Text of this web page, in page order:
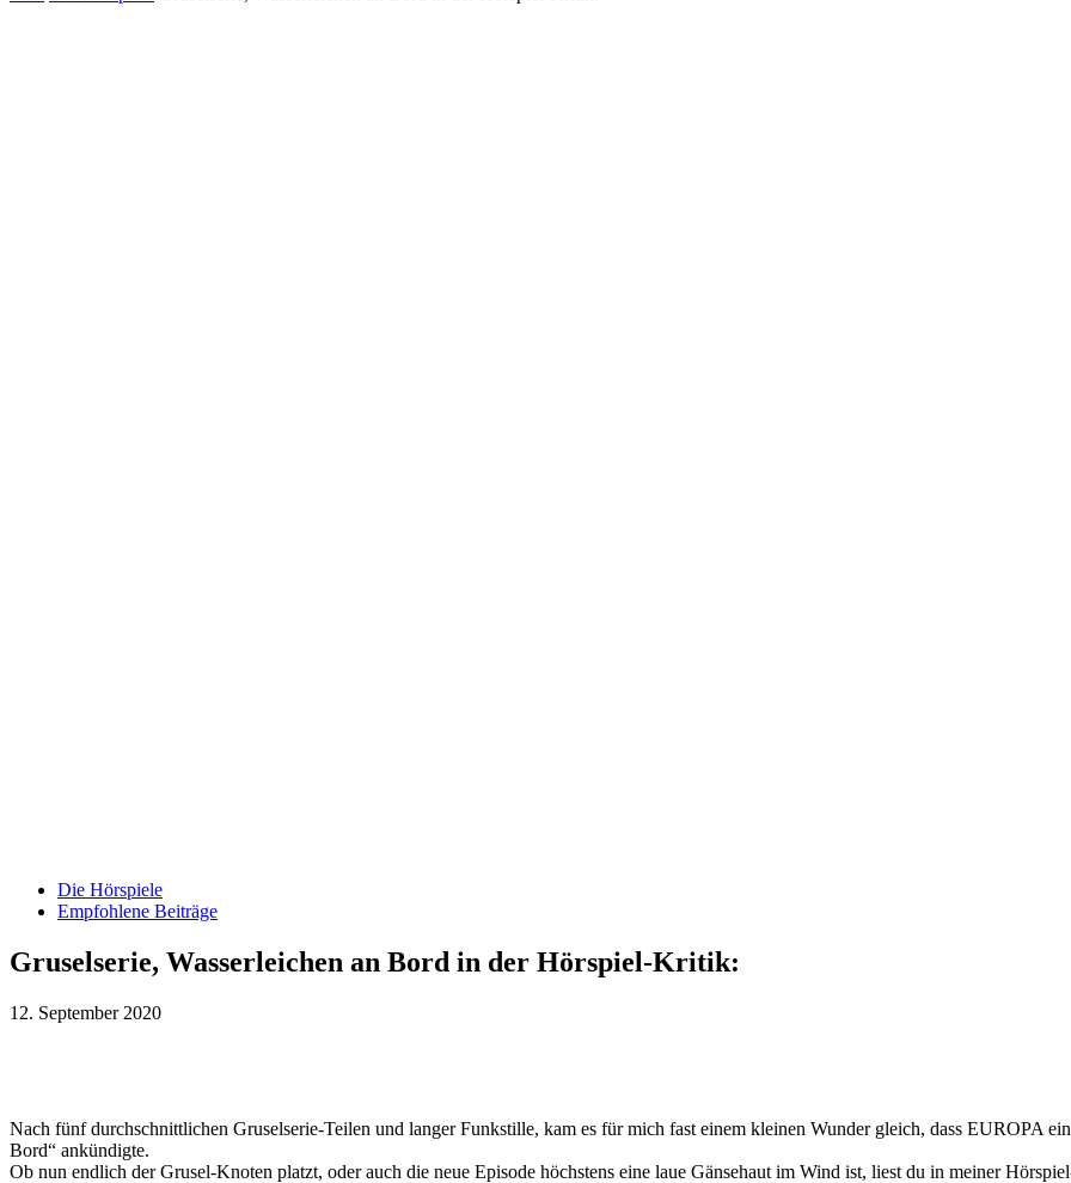
Die Hörspiele
Empfohlene Beiträge
Gruselserie, Wasserleichen an Bord in der Hörspiel-Kritik:
12. September 2020
Nach fünf durchschnittlichen Gruselserie-Teilen und langer Funkstille, kam es für mich fast einem kleinen Wunder gleich, dass EUROPA
Bord“ ankündigte.
Ob nun endlich der Grusel-Knoten platzt, oder auch die neue Episode höchstens eine laue Gänsehaut im Wind ist, liest du in meiner